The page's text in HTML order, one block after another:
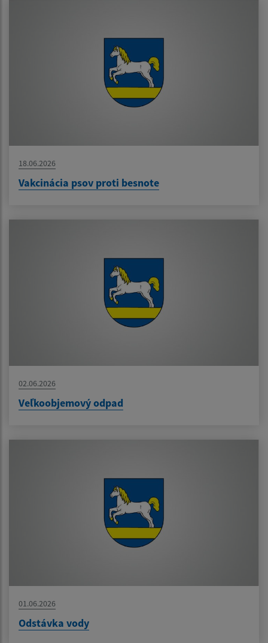
18.06.2026
Vakcinácia psov proti besnote
02.06.2026
Veľkoobjemový odpad
01.06.2026
Odstávka vody